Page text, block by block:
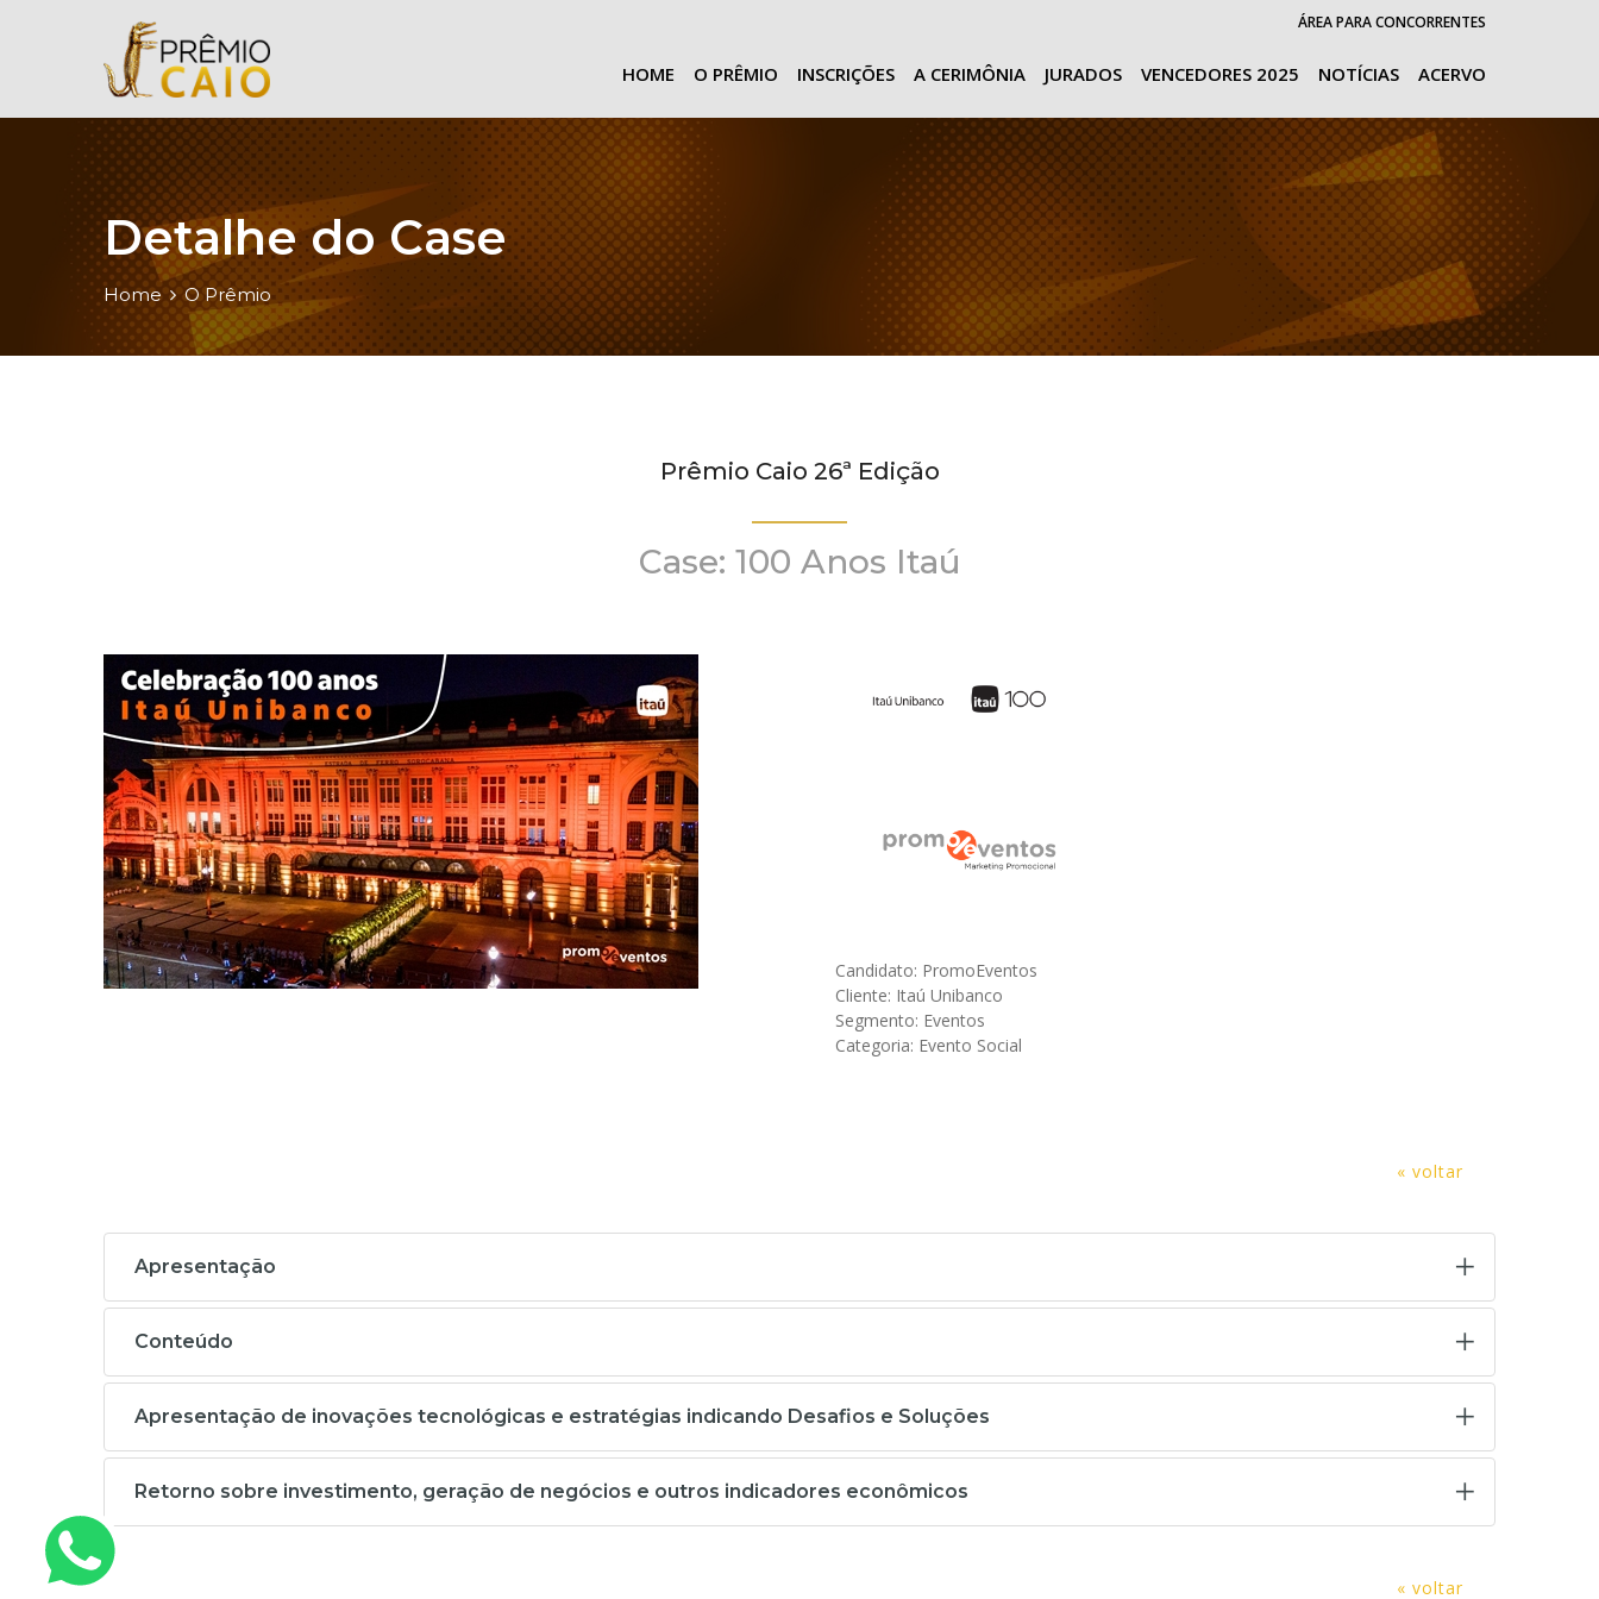
ÁREA PARA CONCORRENTES
HOME O PRÊMIO INSCRIÇÕES A CERIMÔNIA JURADOS VENCEDORES 2025 NOTÍCIAS ACERVO
Detalhe do Case
Home O Prêmio
Prêmio Caio 26ª Edição
Case: 100 Anos Itaú
Candidato: PromoEventos
Cliente: Itaú Unibanco
Segmento: Eventos
Categoria: Evento Social
« voltar
Apresentação
Conteúdo
Apresentação de inovações tecnológicas e estratégias indicando Desafios e Soluções
Retorno sobre investimento, geração de negócios e outros indicadores econômicos
« voltar